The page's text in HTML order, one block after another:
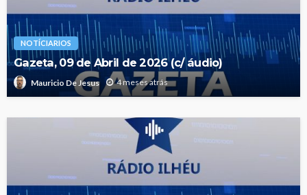
NOTÍCIARIOS
Gazeta, 09 de Abril de 2026 (c/ áudio)
Mauricio De Jesus 4 meses atrás